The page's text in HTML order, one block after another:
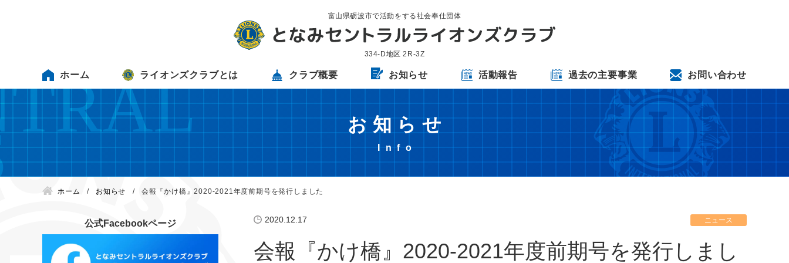
富山県砺波市で活動をする社会奉仕団体
334-D地区 2R-3Z
ホーム ライオンズクラブとは クラブ概要 お知らせ 活動報告 過去の主要事業 お問い合わせ
お知らせ
ホーム お知らせ 会報『かけ橋』2020-2021年度前期号を発行しました
2020.12.17 ニュース
会報『かけ橋』2020-2021年度前期号を発行しまし
公式Facebookページ